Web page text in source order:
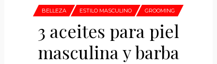
BELLEZA ESTILO MASCULINO GROOMING
3 aceites para piel
masculina y barba